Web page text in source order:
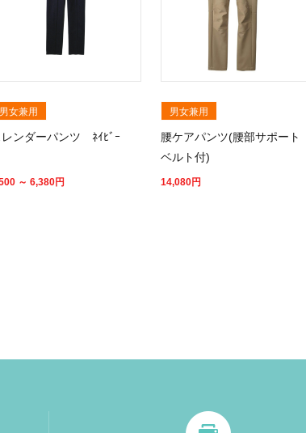
男女兼用
レンダーパンツ ﾈｲﾋﾞｰ
～ 6,380円
男女兼用
腰ケアパンツ(腰部サポート
ベルト付)
14,080円